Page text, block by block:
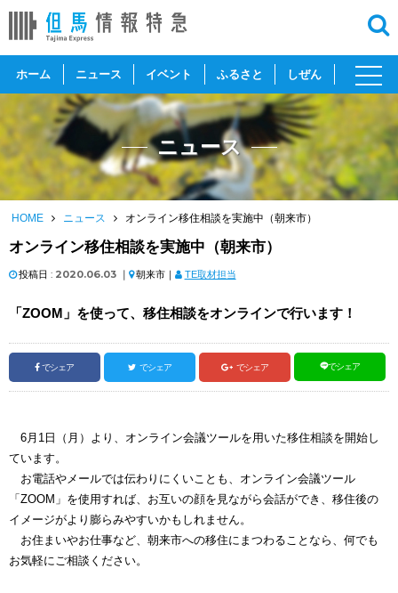
ホーム ニュース イベント ふるさと しぜん
toggle
ニュース
HOME ニュース オンライン移住相談を実施中（朝来市）
オンライン移住相談を実施中（朝来市）
投稿日 : 2020.06.03 ｜ 朝来市｜ TE取材担当
「ZOOM」を使って、移住相談をオンラインで行います！
でシェア でシェア でシェア でシェア
6月1日（月）より、オンライン会議ツールを用いた移住相談を開始し
ています。
お電話やメールでは伝わりにくいことも、オンライン会議ツール
「ZOOM」を使用すれば、お互いの顔を見ながら会話ができ、移住後の
イメージがより膨らみやすいかもしれません。
お住まいやお仕事など、朝来市への移住にまつわることなら、何でも
お気軽にご相談ください。